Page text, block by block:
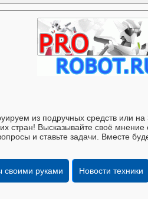
из подручных средств или на
стран! Высказывайте своё
и ставьте задачи. Вместе
своими руками Новости техники